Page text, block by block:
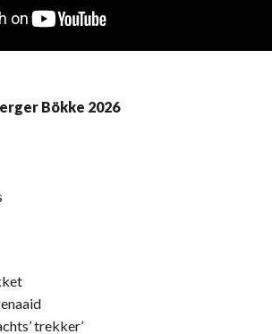
Bökke 2026
trekker’